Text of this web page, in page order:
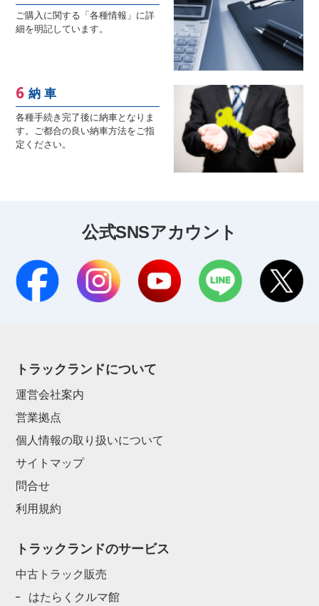
ご購入に関する「各種情報」に詳
細を明記しています。
納 車
各種手続き完了後に納車となりま
す。ご都合の良い納車方法をご指
定ください。
公式SNSアカウント
トラックランドについて
運営会社案内
営業拠点
個人情報の取り扱いについて
サイトマップ
問合せ
利用規約
トラックランドのサービス
中古トラック販売
はたらくクルマ館